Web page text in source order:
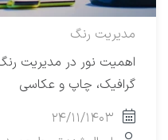
مدیریت رنگ
اهمیت نور در مدیریت
گرافیک، چاپ و عکاسی
۲۴/۱۱/۱۴۰۳